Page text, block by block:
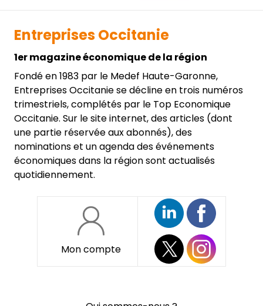
Entreprises Occitanie
1er magazine économique de la région
Fondé en 1983 par le Medef Haute-Garonne,
Entreprises Occitanie se décline en trois numéros
trimestriels, complétés par le Top Economique
Occitanie. Sur le site internet, des articles (dont
une partie réservée aux abonnés), des
nominations et un agenda des événements
économiques dans la région sont actualisés
quotidiennement.
Mon compte